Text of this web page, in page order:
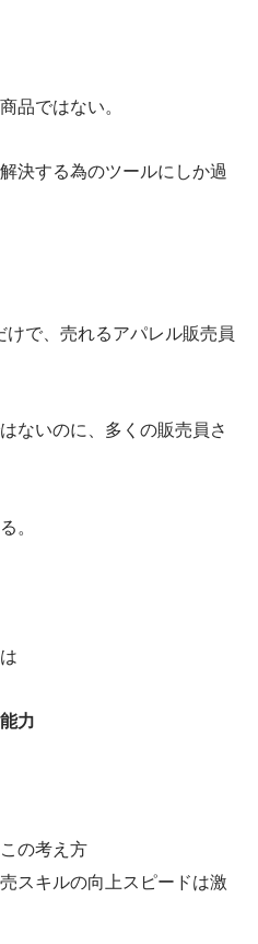
品ではない。
決する為のツールにしか過
で、売れるアパレル販売員
ないのに、多くの販売員さ
。
力
の考え方
スキルの向上スピードは激